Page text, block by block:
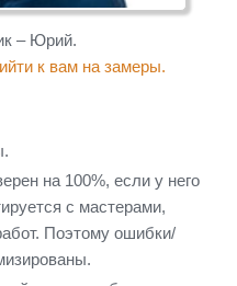
– Юрий.
к вам на замеры.
на 100%, если у него
с мастерами,
Поэтому ошибки/